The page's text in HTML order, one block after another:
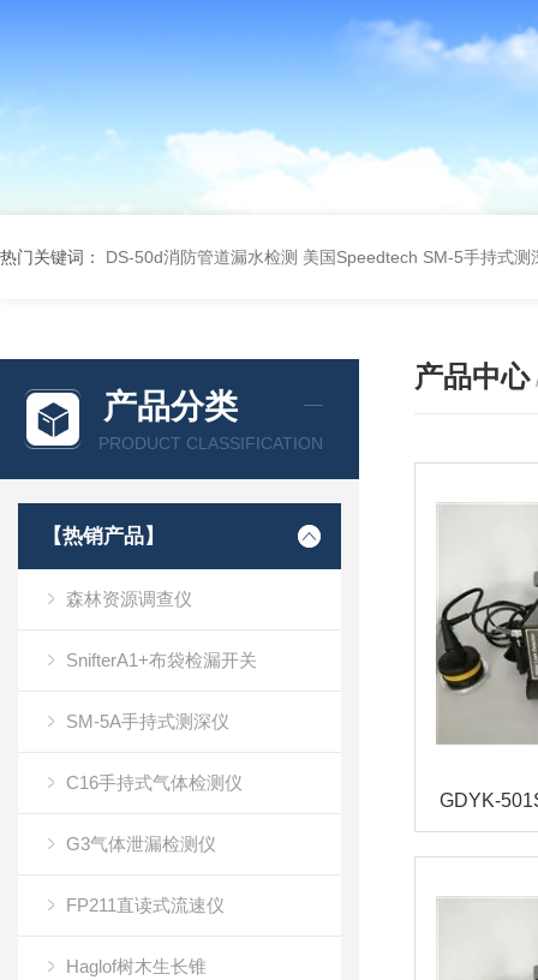
热门关键词： DS-50d消防管道漏水检测 美国Speedtech SM-5手持式测
产品分类
PRODUCT CLASSIFICATION
【热销产品】
森林资源调查仪
SnifterA1+布袋检漏开关
SM-5A手持式测深仪
C16手持式气体检测仪
G3气体泄漏检测仪
FP211直读式流速仪
Haglof树木生长锥
产品中心